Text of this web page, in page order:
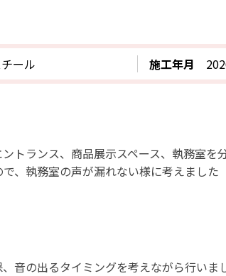
ール 施工年月
トランス、商品展示スペース、執務室
、執務室の声が漏れない様に考えました
音の出るタイミングを考えながら行い